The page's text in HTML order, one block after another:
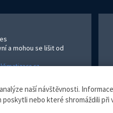
a mohou se lišit od
Internetový obchodvytvořilo
naší návštěvnosti.
nebo které shromáždili při